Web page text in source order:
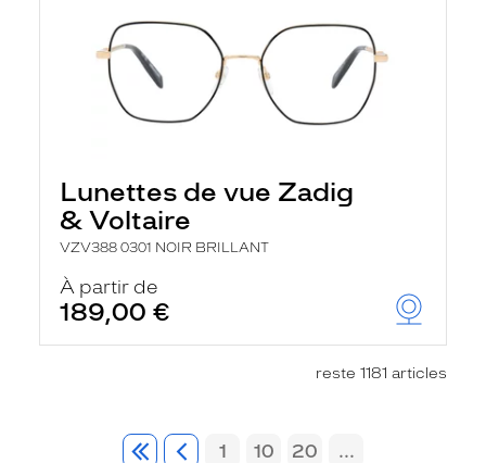
Lunettes de vue Zadig
& Voltaire
VZV388 0301 NOIR BRILLANT
À partir de
189,00 €
reste 1181 articles
1 10 20
...